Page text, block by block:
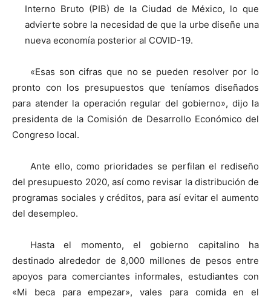
Interno Bruto (PIB) de la Ciudad de México, lo que
advierte sobre la necesidad de que la urbe diseñe una
nueva economía posterior al COVID-19.
«Esas son cifras que no se pueden resolver por lo
pronto con los presupuestos que teníamos diseñados
para atender la operación regular del gobierno», dijo la
presidenta de la Comisión de Desarrollo Económico del
Congreso local.
Ante ello, como prioridades se perfilan el rediseño
del presupuesto 2020, así como revisar la distribución de
programas sociales y créditos, para así evitar el aumento
del desempleo.
Hasta el momento, el gobierno capitalino ha
destinado alrededor de 8,000 millones de pesos entre
apoyos para comerciantes informales, estudiantes con
«Mi beca para empezar», vales para comida en el